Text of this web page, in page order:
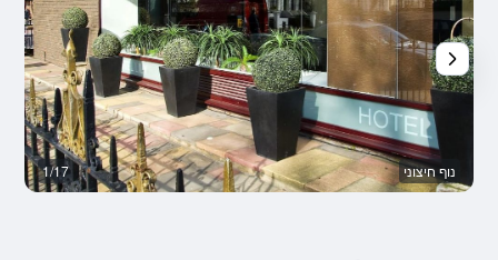
נוף חיצוני 1/17